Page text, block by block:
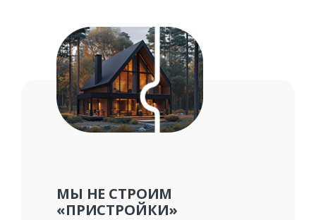
Заказать
Ваше имя*
МЫ НЕ СТРОИМ
«ПРИСТРОЙКИ»